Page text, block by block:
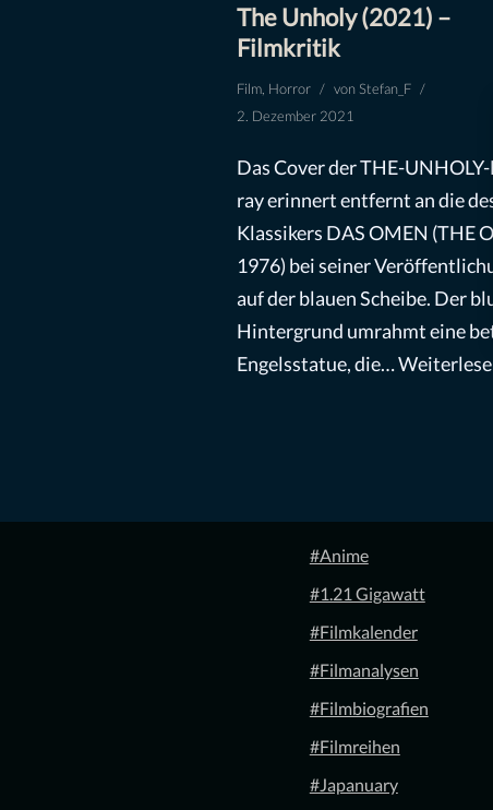
The Unholy (2021) –
Filmkritik
Film, Horror vonStefan_F
2. Dezember 2021
Das Cover der THE-
ray erinnert entfernt an die
Klassikers DAS OMEN (THE
1976) bei seiner
auf der blauen Scheibe. Der
Hintergrund umrahmt eine
Engelsstatue, die…
#Anime
#1.21 Gigawatt
#Filmkalender
#Filmanalysen
#Filmbiografien
#Filmreihen
#Japanuary